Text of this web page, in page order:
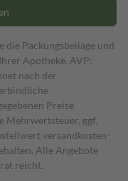
die Packungsbeilage und
Apotheke. AVP:
nach der
Preise
Mehrwertsteuer, ggf.
versand­kosten­
Alle Angebote
reicht.